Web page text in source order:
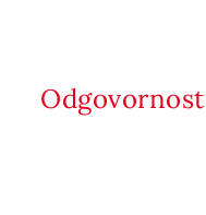
+38514666376